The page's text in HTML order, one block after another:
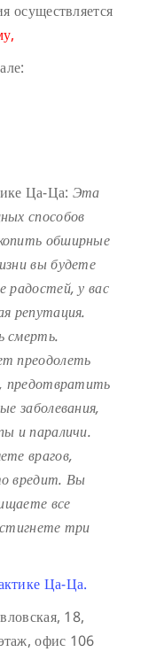
осуществляется
Ца-Ца: Эта
способов
обширные
вы будете
радостей, у вас
репутация.
смерть.
преодолеть
предотвратить
заболевания,
и параличи.
врагов,
вредит. Вы
все
три
Ца-Ца.
18,
офис 106